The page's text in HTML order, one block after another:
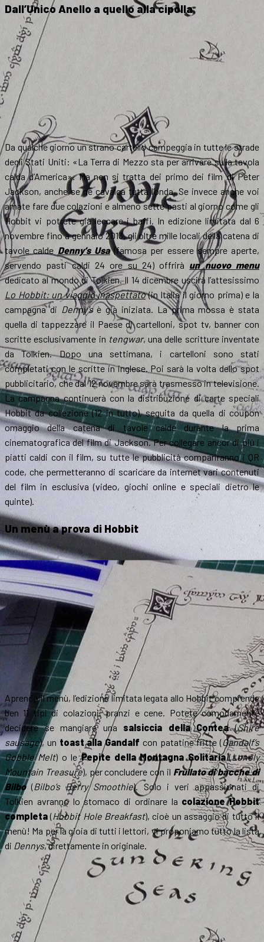
Dall’Unico Anello a quello alla cipolla
Da qualche giorno un strano cartello campeggia in tutte le strade
degli Stati Uniti: «La Terra di Mezzo sta per arrivare sulla tavola
calda d’America». Ma non si tratta dei primo dei film di Peter
Jackson, anche se ne cavalca tutta l’onda. Se invece anche voi
amate fare due colazioni e almeno sette pasti al giorno come gli
Hobbit vi potrete già leccare i baffi. In edizione limitata dal 6
novembre fino a gennaio 2013, gli oltre mille locali della catena di
tavole calde Denny’s Usa(famosa per essere sempre aperte,
servendo pasti caldi 24 ore su 24) offrirà un nuovo menu
dedicato al mondo di Tolkien. Il 14 dicembre uscirà l’attesissimo
Lo Hobbit: un viaggio inaspettato(in Italia il giorno prima) e la
campagna di Denny’sè già iniziata. La prima mossa è stata
quella di tappezzare il Paese di cartelloni, spot tv, banner con
scritte esclusivamente in tengwar, una delle scritture inventate
da Tolkien. Dopo una settimana, i cartelloni sono stati
completati con le scritte in inglese. Poi sarà la volta dello spot
pubblicitario, che dal 12 novembre sarà trasmesso in televisione.
La campagna continuerà con la distribuzione di carte speciali
Hobbit da collezione (12 in tutto), seguita da quella di coupon
omaggio della catena di tavole calde durante la prima
cinematografica del film di Jackson. Per collegare ancor di più i
piatti caldi con il film, su tutte le pubblicità compariranno i QR
code, che permetteranno di scaricare da internet vari contenuti
del film in esclusiva (video, giochi online e speciali dietro le
quinte).
Un menù a prova di Hobbit
Aprendo il menù, l’edizione limitata legata allo Hobbit comprende
ben 11 tipi di colazioni, pranzi e cene. Potete comodamente
decidere se mangiare una salsiccia della Contea(Shire
sausage), un toast alla Gandalf con patatine fritte (Gandalf’s
Gobble Melt) o lePepite della Montagna Solitaria(Lonely
Mountain Treasure), per concludere con il Frullato di bacche di
Bilbo(Bilbo’s Berry Smoothie). Solo i veri appassionati di
Tolkien avranno lo stomaco di ordinare la colazione Hobbit
completa(Hobbit Hole Breakfast), cioè un assaggio di tutto il
menù! Ma per la gioia di tutti i lettori, vi proponiamo tutto la lista
di Dennys, direttamente in originale.